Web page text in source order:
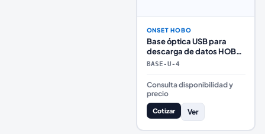
ONSET HOBO
Base óptica USB para
descarga de datos HOBO
– BASE-U-4
BASE-U-4
Consulta disponibilidad y
precio
Cotizar Ver